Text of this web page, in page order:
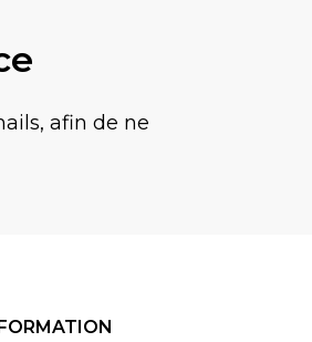
afin de ne